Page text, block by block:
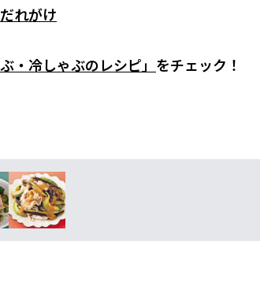
れがけ
・冷しゃぶのレシピ」 をチェック！